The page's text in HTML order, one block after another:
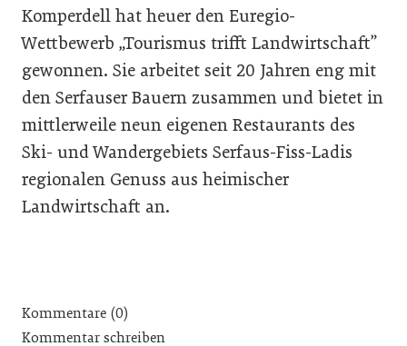
Komperdell hat heuer den Euregio-
Wettbewerb „Tourismus trifft Landwirtschaft”
gewonnen. Sie arbeitet seit 20 Jahren eng mit
den Serfauser Bauern zusammen und bietet in
mittlerweile neun eigenen Restaurants des
Ski- und Wandergebiets Serfaus-Fiss-Ladis
regionalen Genuss aus heimischer
Landwirtschaft an.
Kommentare (0)
Kommentar schreiben